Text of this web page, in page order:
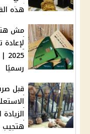
هذه
مش
رسميًا
هتجيب